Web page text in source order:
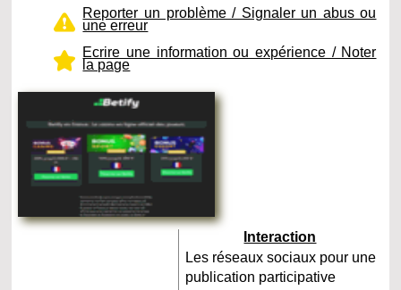
Reporter un problème / Signaler un abus ou
une erreur
Ecrire une information ou expérience / Noter
la page
Interaction
Les réseaux sociaux pour une
publication participative